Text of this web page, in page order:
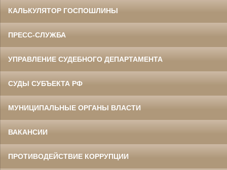
КАЛЬКУЛЯТОР ГОСПОШЛИНЫ
ПРЕСС-СЛУЖБА
УПРАВЛЕНИЕ СУДЕБНОГО ДЕПАРТАМЕНТА
СУДЫ СУБЪЕКТА РФ
МУНИЦИПАЛЬНЫЕ ОРГАНЫ ВЛАСТИ
ВАКАНСИИ
ПРОТИВОДЕЙСТВИЕ КОРРУПЦИИ